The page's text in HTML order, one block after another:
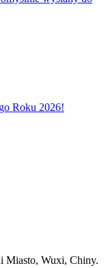
Roku 2026!
Miasto, Wuxi, Chiny.